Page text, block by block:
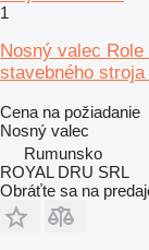
1
Nosný valec
stavebného
Cena na požiadanie
Nosný valec
Rumunsko
ROYAL DRU SRL
Obráťte sa na